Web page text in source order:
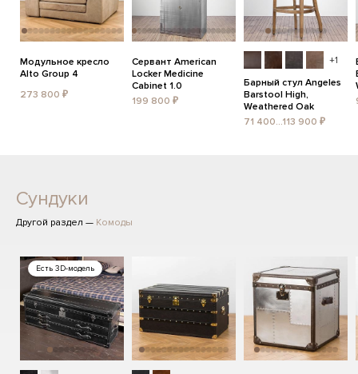
Модульное кресло
Alto Group 4
273 800 ₽
Сервант American
Locker Medicine
Cabinet 1.0
199 800 ₽
+1
Барный стул Angeles
Barstool High,
Weathered Oak
71 400...113 900 ₽
Сундуки
Другой раздел — Комоды
Есть 3D-модель